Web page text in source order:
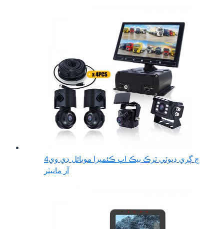
4چ ڳري ڊيوٽي ٽرڪ بيڪ اپ ڪئميرا موبائل ڊي وي
آر مانيٽر